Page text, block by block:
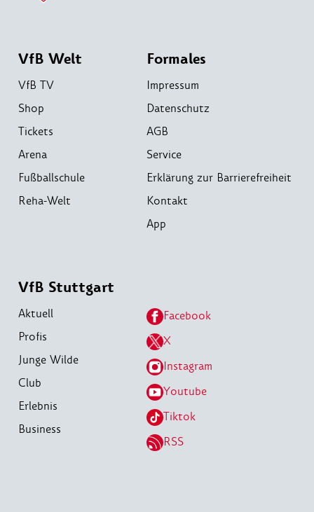
VfB Welt
VfB TV
Shop
Tickets
Arena
Fußballschule
Reha-Welt
Formales
Impressum
Datenschutz
AGB
Service
Erklärung zur Barrierefreiheit
Kontakt
App
VfB Stuttgart
Aktuell
Profis
Junge Wilde
Club
Erlebnis
Business
Facebook
X
Instagram
Youtube
Tiktok
RSS